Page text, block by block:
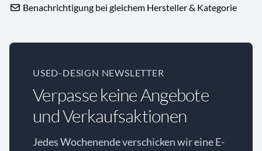
Benachrichtigung bei gleichem Hersteller & Kategorie
USED-DESIGN NEWSLETTER
Verpasse keine Angebote
und Verkaufsaktionen
Jedes Wochenende verschicken wir eine E-